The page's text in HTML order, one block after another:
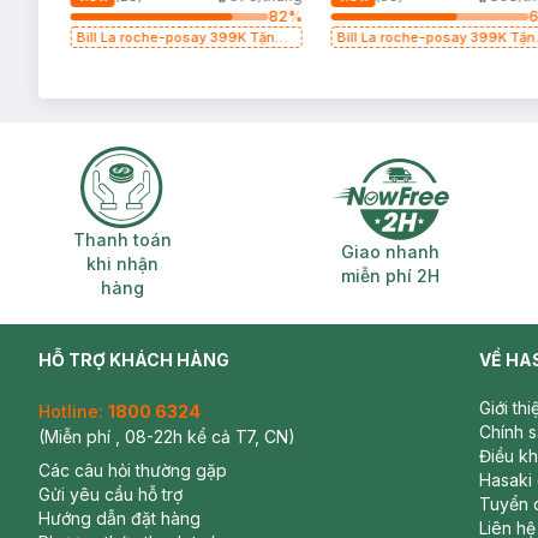
82%
Bill La roche-posay 399K Tặng
Bill La roche-posay 399K Tặng
Thanh toán khi nhận hàng
Thanh toán
khi nhận
hàng
Giao nhanh
Giao nhanh
miễn phí 2H
HỖ TRỢ KHÁCH HÀNG
Hotline: 1800 6324
(Miễn phí , 08-22h kể cả T7, CN)
Các câu hỏi thường gặp
Gửi yêu cầu hỗ trợ
Hướng dẫn đặt hàng
VỀ
Giới
Chính
Điều
Hasaki
Tuyển
Liên hệ